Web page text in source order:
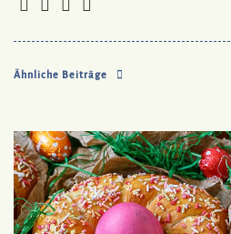
Ähnliche Beiträge